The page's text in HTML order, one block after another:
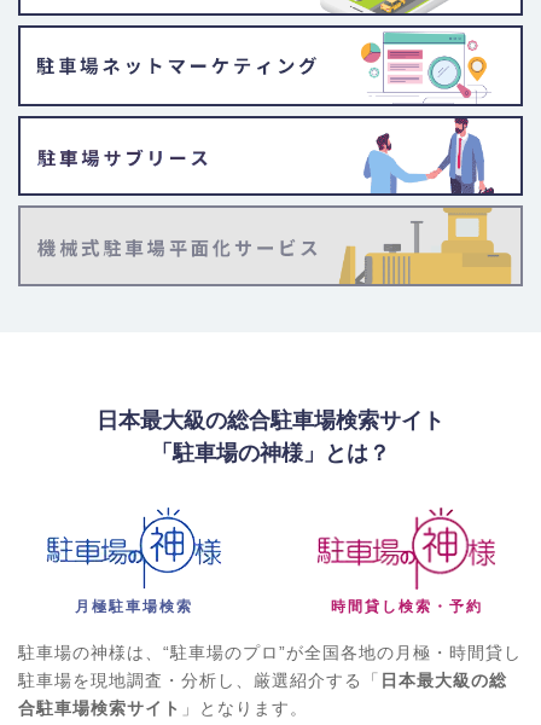
日本最大級の総合駐車場検索サイト
「駐車場の神様」とは？
月極駐車場検索 時間貸し検索・予約
駐車場の神様は、“駐車場のプロ”が全国各地の月極・時間貸し
駐車場を現地調査・分析し、厳選紹介する「 日本最大級の総
合駐車場検索サイト 」となります。